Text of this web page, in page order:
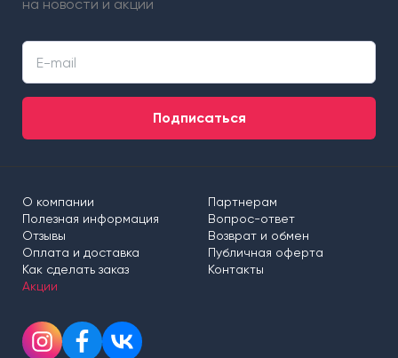
на новости и акции
Подписаться
О компании
Партнерам
Полезная информация
Вопрос-ответ
Отзывы
Возврат и обмен
Оплата и доставка
Публичная оферта
Как сделать заказ
Контакты
Акции